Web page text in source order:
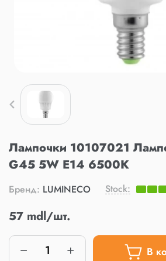
Лампочки 10107021
G45 5W E14 6500K
Бренд: LUMINECO Stock:
57 mdl/шт.
В